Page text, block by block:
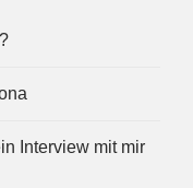
Interview mit mir